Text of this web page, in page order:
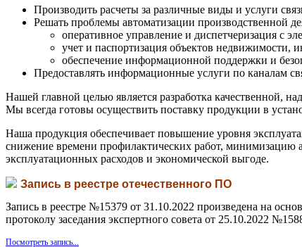
Производить расчеты за различные виды и услуги
Решать проблемы автоматизации производственной
оперативное управление и диспетчеризация с
учет и паспортизация объектов недвижимости,
обеспечение информационной поддержки и
Предоставлять информационные услуги по каналам
Нашей главной целью является разработка качественной,
Мы всегда готовы осуществить поставку продукции в
Наша продукция обеспечивает повышение уровня
снижение времени профилактических работ, минимизацию
эксплуатационных расходов и экономической выгоде.
Запись в реестре отечественного ПО
Запись в реестре №15379 от 31.10.2022 произведена на
протоколу заседания экспертного совета от 25.10.2022
Посмотреть запись...